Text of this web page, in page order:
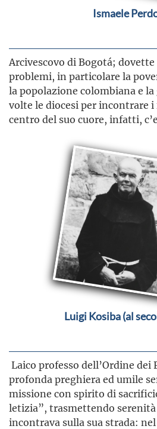
Ismaele
Arcivescovo di Bogotá;
problemi, in particolare la
la popolazione colombiana e la
volte le diocesi per incontrare
centro del suo cuore, infatti,
Luigi Kosiba (al
Laico professo dell’Ordine
profonda preghiera ed umile
missione con spirito di
letizia”, trasmettendo serenità
incontrava sulla sua strada: